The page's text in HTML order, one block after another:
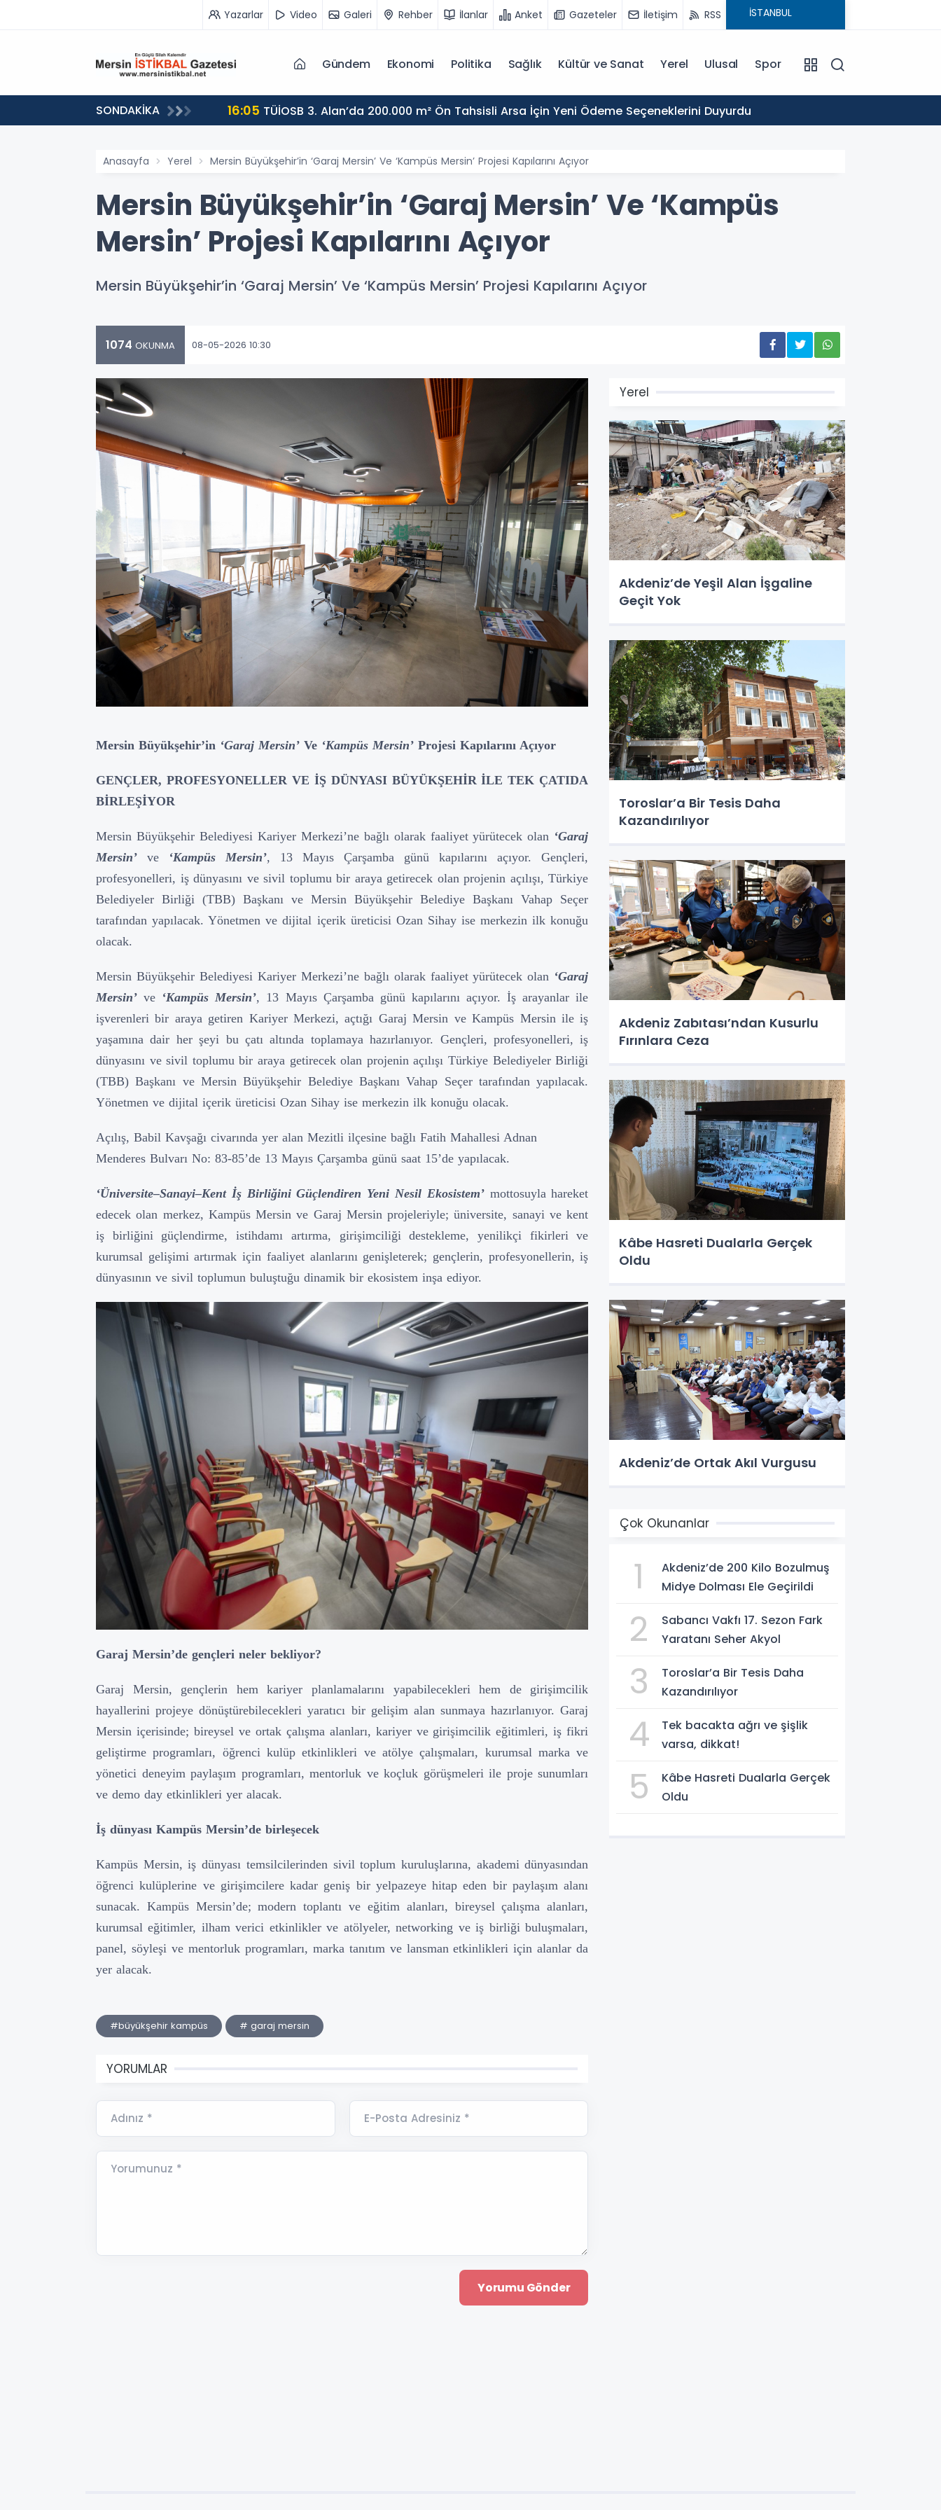
Yazarlar Video Galeri Rehber İlanlar Anket Gazeteler İletişim RSS
Gündem Ekonomi Politika Sağlık Kültür ve Sanat Yerel Ulusal Spor
SONDAKİKA 16:05 TÜİOSB 3. Alan’da 200.000 m² Ön Tahsisli Arsa İçin Yeni Ödeme Seçeneklerini Duyurdu
Anasayfa Yerel Mersin Büyükşehir’in ‘Garaj Mersin’ Ve ‘Kampüs Mersin’ Projesi Kapılarını Açıyor
Mersin Büyükşehir’in ‘Garaj Mersin’ Ve ‘Kampüs
Mersin’ Projesi Kapılarını Açıyor
Mersin Büyükşehir’in ‘Garaj Mersin’ Ve ‘Kampüs Mersin’ Projesi Kapılarını Açıyor
1074 OKUNMA 08-05-2026 10:30
Mersin Büyükşehir’in ‘Garaj Mersin’ Ve ‘Kampüs Mersin’ Projesi Kapılarını Açıyor
GENÇLER, PROFESYONELLER VE İŞ DÜNYASI BÜYÜKŞEHİR İLE TEK ÇATIDA
BİRLEŞİYOR
Mersin Büyükşehir Belediyesi Kariyer Merkezi’ne bağlı olarak faaliyet yürütecek olan ‘Garaj
Mersin’ ve ‘Kampüs Mersin’, 13 Mayıs Çarşamba günü kapılarını açıyor. Gençleri,
profesyonelleri, iş dünyasını ve sivil toplumu bir araya getirecek olan projenin açılışı, Türkiye
Belediyeler Birliği (TBB) Başkanı ve Mersin Büyükşehir Belediye Başkanı Vahap Seçer
tarafından yapılacak. Yönetmen ve dijital içerik üreticisi Ozan Sihay ise merkezin ilk konuğu
olacak.
Mersin Büyükşehir Belediyesi Kariyer Merkezi’ne bağlı olarak faaliyet yürütecek olan ‘Garaj
Mersin’ ve ‘Kampüs Mersin’, 13 Mayıs Çarşamba günü kapılarını açıyor. İş arayanlar ile
işverenleri bir araya getiren Kariyer Merkezi, açtığı Garaj Mersin ve Kampüs Mersin ile iş
yaşamına dair her şeyi bu çatı altında toplamaya hazırlanıyor. Gençleri, profesyonelleri, iş
dünyasını ve sivil toplumu bir araya getirecek olan projenin açılışı Türkiye Belediyeler Birliği
(TBB) Başkanı ve Mersin Büyükşehir Belediye Başkanı Vahap Seçer tarafından yapılacak.
Yönetmen ve dijital içerik üreticisi Ozan Sihay ise merkezin ilk konuğu olacak.
Açılış, Babil Kavşağı civarında yer alan Mezitli ilçesine bağlı Fatih Mahallesi Adnan
Menderes Bulvarı No: 83-85’de 13 Mayıs Çarşamba günü saat 15’de yapılacak.
‘Üniversite–Sanayi–Kent İş Birliğini Güçlendiren Yeni Nesil Ekosistem’mottosuyla hareket
edecek olan merkez, Kampüs Mersin ve Garaj Mersin projeleriyle; üniversite, sanayi ve kent
iş birliğini güçlendirme, istihdamı artırma, girişimciliği destekleme, yenilikçi fikirleri ve
kurumsal gelişimi artırmak için faaliyet alanlarını genişleterek; gençlerin, profesyonellerin, iş
dünyasının ve sivil toplumun buluştuğu dinamik bir ekosistem inşa ediyor.
Garaj Mersin’de gençleri neler bekliyor?
Garaj Mersin, gençlerin hem kariyer planlamalarını yapabilecekleri hem de girişimcilik
hayallerini projeye dönüştürebilecekleri yaratıcı bir gelişim alan sunmaya hazırlanıyor. Garaj
Mersin içerisinde; bireysel ve ortak çalışma alanları, kariyer ve girişimcilik eğitimleri, iş fikri
geliştirme programları, öğrenci kulüp etkinlikleri ve atölye çalışmaları, kurumsal marka ve
yönetici deneyim paylaşım programları, mentorluk ve koçluk görüşmeleri ile proje sunumları
ve demo day etkinlikleri yer alacak.
İş dünyası Kampüs Mersin’de birleşecek
Kampüs Mersin, iş dünyası temsilcilerinden sivil toplum kuruluşlarına, akademi dünyasından
öğrenci kulüplerine ve girişimcilere kadar geniş bir yelpazeye hitap eden bir paylaşım alanı
sunacak. Kampüs Mersin’de; modern toplantı ve eğitim alanları, bireysel çalışma alanları,
kurumsal eğitimler, ilham verici etkinlikler ve atölyeler, networking ve iş birliği buluşmaları,
panel, söyleşi ve mentorluk programları, marka tanıtım ve lansman etkinlikleri için alanlar da
yer alacak.
#büyükşehir kampüs # garaj mersin
YORUMLAR
Adınız * E-Posta Adresiniz *
Yorumunuz *
Yerel
Akdeniz’de Yeşil Alan İşgaline
Geçit Yok
Toroslar’a Bir Tesis Daha
Kazandırılıyor
Akdeniz Zabıtası’ndan Kusurlu
Fırınlara Ceza
Kâbe Hasreti Dualarla Gerçek
Oldu
Akdeniz’de Ortak Akıl Vurgusu
Çok Okunanlar
1
Akdeniz’de 200 Kilo Bozulmuş
Midye Dolması Ele Geçirildi
2
Sabancı Vakfı 17. Sezon Fark
Yaratanı Seher Akyol
3
Toroslar’a Bir Tesis Daha
Kazandırılıyor
4
Tek bacakta ağrı ve şişlik
varsa, dikkat!
5
Kâbe Hasreti Dualarla Gerçek
Oldu